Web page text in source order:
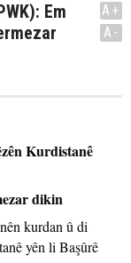
Em
A+
A-
Kurdistanê
dikin
kurdan û di
yên li Başûrê